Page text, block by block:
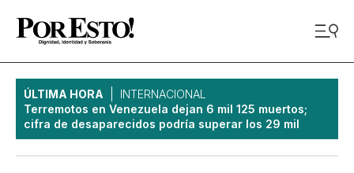
ÚLTIMA HORA
INTERNACIONAL
Terremotos en Venezuela dejan 6 mil 125 muertos;
cifra de desaparecidos podría superar los 29 mil